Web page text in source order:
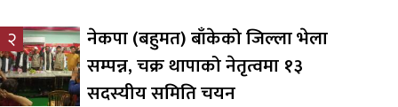
२
नेकपा (बहुमत) बाँकेको जिल्ला भेला
सम्पन्न, चक्र थापाको नेतृत्वमा १३
सदस्यीय समिति चयन